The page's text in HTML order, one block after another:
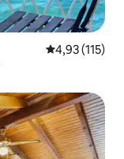
Classificação
4,93 (115)